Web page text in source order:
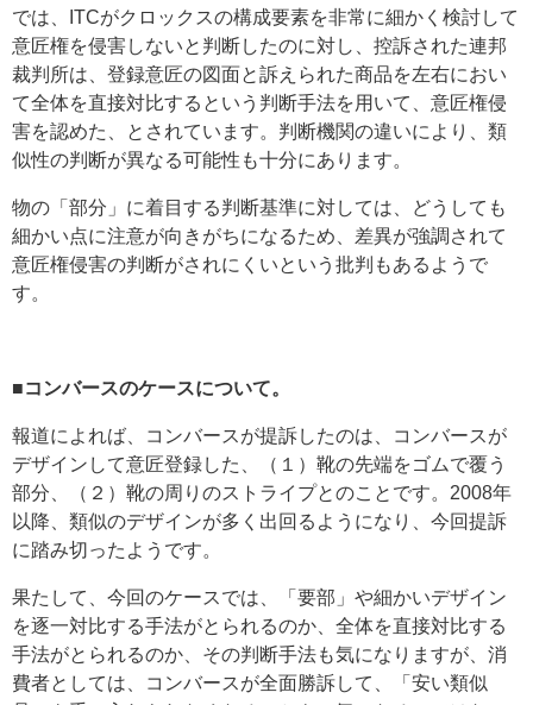
では、ITCがクロックスの構成要素を非常に細かく検討して
意匠権を侵害しないと判断したのに対し、控訴された連邦
裁判所は、登録意匠の図面と訴えられた商品を左右におい
て全体を直接対比するという判断手法を用いて、意匠権侵
害を認めた、とされています。判断機関の違いにより、類
似性の判断が異なる可能性も十分にあります。
物の「部分」に着目する判断基準に対しては、どうしても
細かい点に注意が向きがちになるため、差異が強調されて
意匠権侵害の判断がされにくいという批判もあるようで
す。
■コンバースのケースについて。
報道によれば、コンバースが提訴したのは、コンバースが
デザインして意匠登録した、（１）靴の先端をゴムで覆う
部分、（２）靴の周りのストライプとのことです。2008年
以降、類似のデザインが多く出回るようになり、今回提訴
に踏み切ったようです。
果たして、今回のケースでは、「要部」や細かいデザイン
を逐一対比する手法がとられるのか、全体を直接対比する
手法がとられるのか、その判断手法も気になりますが、消
費者としては、コンバースが全面勝訴して、「安い類似